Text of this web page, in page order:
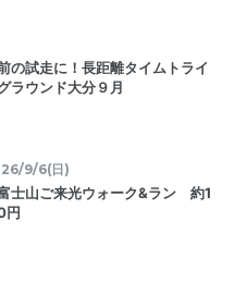
の試走に！長距離タイムトライ
ラウンド大分９月
9/6(日)
士山ご来光ウォーク&ラン 約1